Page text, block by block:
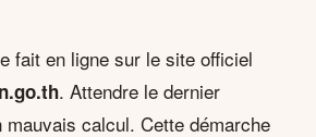
fait en ligne sur le site officiel
. Attendre le dernier
mauvais calcul. Cette démarche